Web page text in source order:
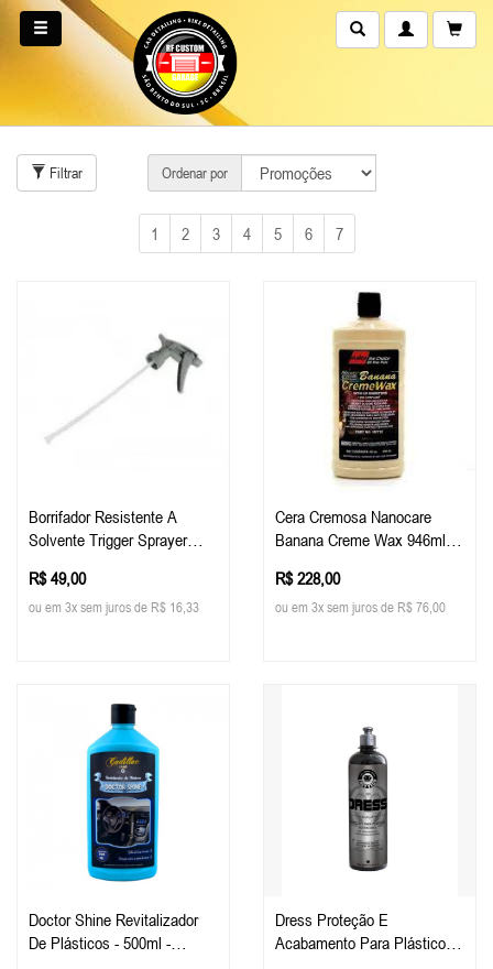
Filtrar Ordenar por
1 2 3 4 5 6 7
Borrifador Resistente A
Solvente Trigger Sprayer
R$ 49,00
ou em 3x sem juros de R$ 16,33
Cera Cremosa Nanocare
Banana Creme Wax 946ml
R$ 228,00
ou em 3x sem juros de R$ 76,00
Doctor Shine Revitalizador
De Plásticos - 500ml -
Dress Proteção E
Acabamento Para Plásticos